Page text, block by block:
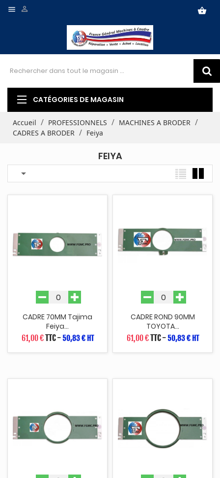
 shopping_basket

CATÉGORIES DE MAGASIN
Accueil PROFESSIONNELS
MACHINES A BRODER
CADRES A BRODER
Feiya
FEIYA

CADRE 70MM Tajima
Feiya...
61,00 €TTC- 50,83 € HT
CADRE ROND 90MM
TOYOTA...
61,00 €TTC- 50,83 € HT